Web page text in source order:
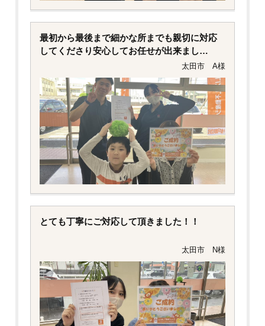
最初から最後まで細かな所までも親切に対応
してくださり安心してお任せが出来まし
本当に心から感謝しております。
太田市 A様
とても丁寧にご対応して頂きました！！
太田市 N様